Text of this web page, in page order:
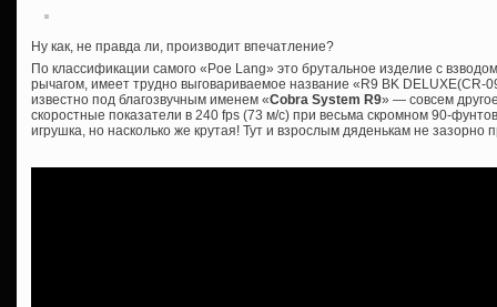
Ну как, не правда ли, производит впечатление?
По классификации самого «Poe Lang» это брутальное изделие с
рычагом, имеет трудно выговариваемое название «R9 BK DELUXE(CR-
известно под благозвучным именем «Cobra System R9» — совсем
скоростные показатели в 240 fps (73 м/с) при весьма скромном 90-
игрушка, но насколько же крутая! Тут и взрослым дяденькам не зазорно